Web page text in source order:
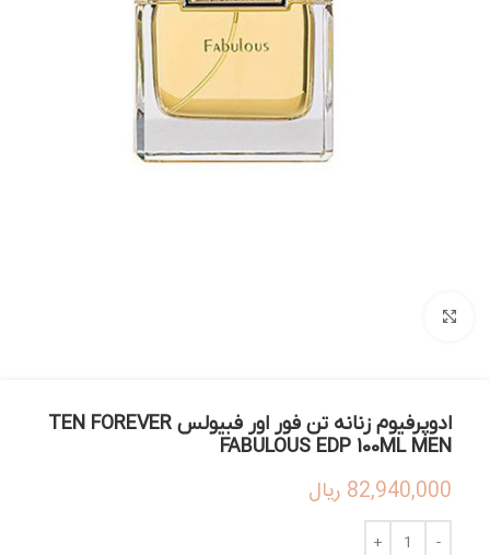
ادوپرفیوم زنانه تن فور اور فبیولس TEN FOREVER
FABULOUS EDP 100ML MEN
82,940,000 ریال